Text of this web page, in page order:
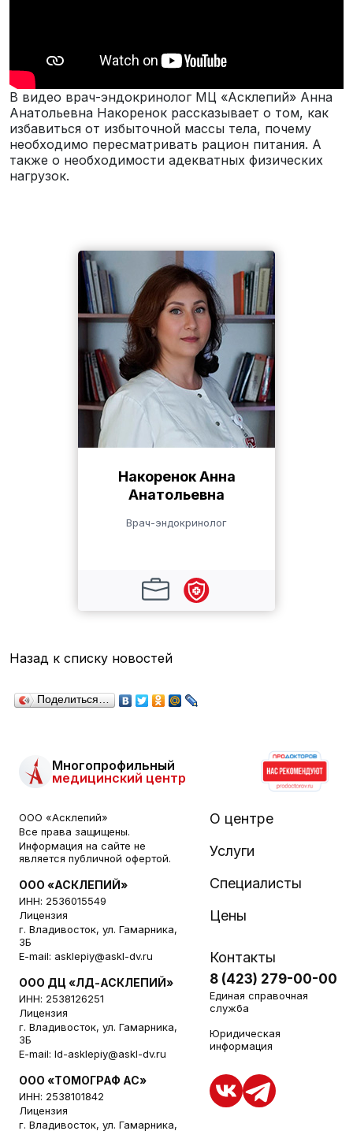
В видео врач-эндокринолог МЦ «Асклепий» Анна
Анатольевна Накоренок рассказывает о том, как
избавиться от избыточной массы тела, почему
необходимо пересматривать рацион питания. А
также о необходимости адекватных физических
нагрузок.
Накоренок Анна
Анатольевна
Врач-эндокринолог
Назад к списку новостей
Поделиться…
Многопрофильный
медицинский центр
ООО «Асклепий»
Все права защищены.
Информация на сайте не
является публичной офертой.
ООО «АСКЛЕПИЙ»
ИНН: 2536015549
Лицензия
г. Владивосток, ул. Гамарника,
3Б
E-mail: asklepiy@askl-dv.ru
ООО ДЦ «ЛД-АСКЛЕПИЙ»
ИНН: 2538126251
Лицензия
г. Владивосток, ул. Гамарника,
3Б
E-mail: ld-asklepiy@askl-dv.ru
ООО «ТОМОГРАФ АС»
ИНН: 2538101842
Лицензия
г. Владивосток, ул. Гамарника,
О центре
Услуги
Специалисты
Цены
Контакты
8 (423) 279-00-00
Единая справочная
служба
Юридическая
информация